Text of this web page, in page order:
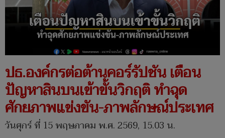
ปธ.องค์กรต่อต้านคอร์รัปชัน เตือน
ปัญหาสินบนเข้าขั้นวิกฤติ ทำฉุด
ศักยภาพแข่งขัน-ภาพลักษณ์ประเทศ
วันศุกร์ ที่ 15 พฤษภาคม พ.ศ. 2569, 15.03 น.